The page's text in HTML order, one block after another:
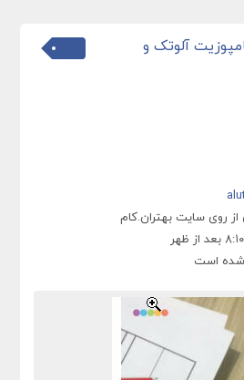
آلوتک و
روی سایت بهتران.کام
است